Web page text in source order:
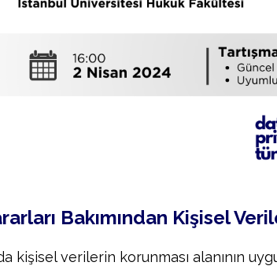
Bakımından Kişisel
kişisel verilerin korunması alanının